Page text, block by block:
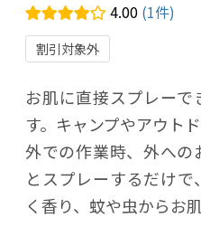
4.00 (1件)
割引対象外
お肌に直接スプレー
す。キャンプやアウト
外での作業時、外への
とスプレーするだけ
く香り、蚊や虫からお